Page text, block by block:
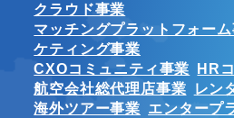
クラウド事業
マッチングプラットフォー
ケティング事業
CXOコミュニティ事業 HR
航空会社総代理店事業
レン
海外ツアー事業 エンタープ